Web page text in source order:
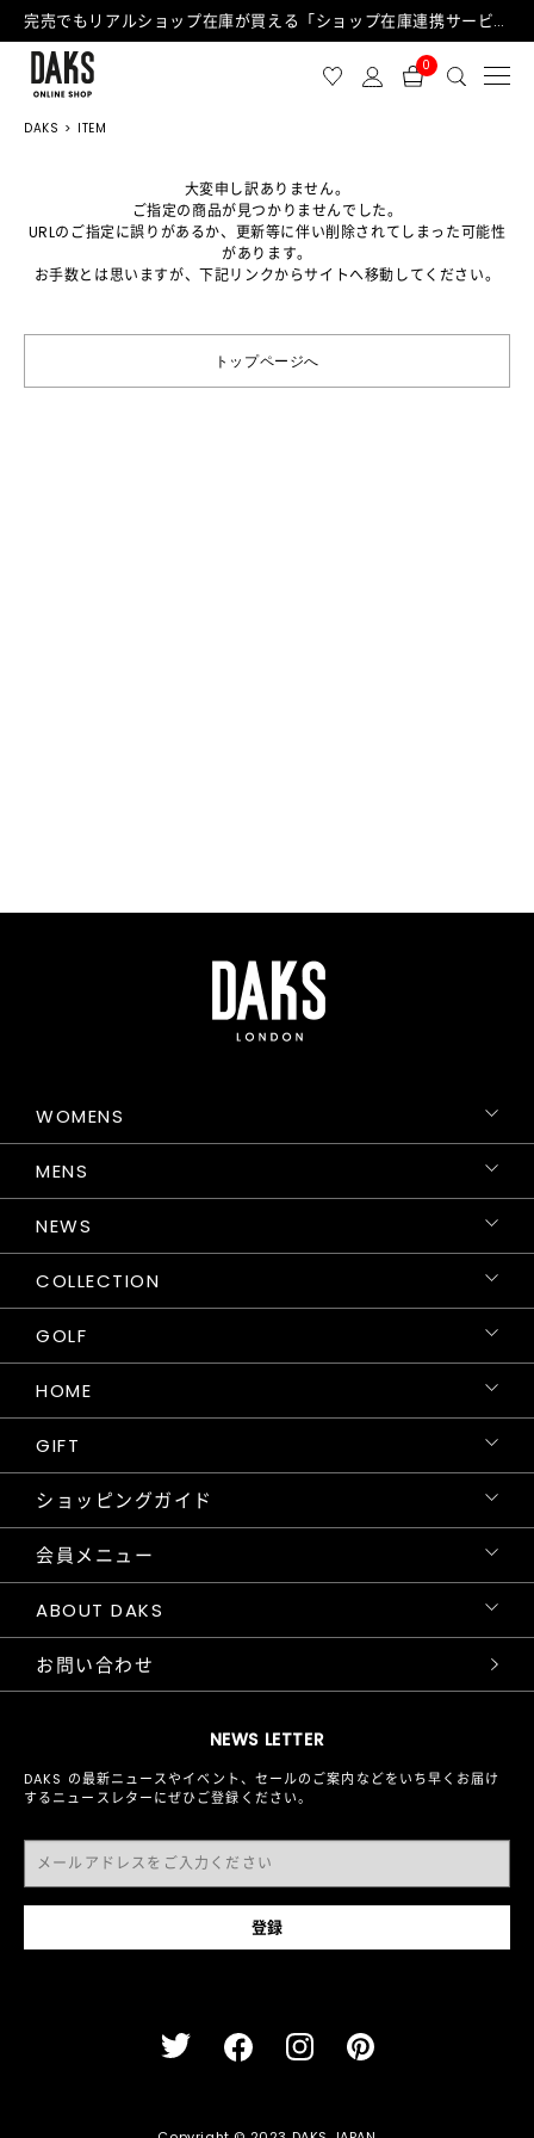
完売でもリアルショップ在庫が買える「ショップ在庫連携サービス」が日中もご利用可能になりました！
0
DAKS ITEM
大変申し訳ありません。
ご指定の商品が見つかりませんでした。
URLのご指定に誤りがあるか、更新等に伴い削除されてしまった可能性
があります。
お手数とは思いますが、下記リンクからサイトへ移動してください。
トップページへ
NEWS LETTER
DAKS の最新ニュースやイベント、セールのご案内などをいち早くお届け
するニュースレターにぜひご登録ください。
WOMENS
MENS
NEWS
COLLECTION
GOLF
HOME
GIFT
ショッピングガイド
会員メニュー
ABOUT DAKS
お問い合わせ